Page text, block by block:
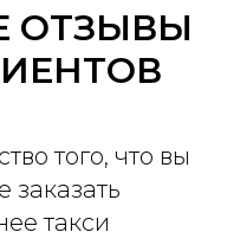
ОТЗЫВЫ
того, что вы
такси